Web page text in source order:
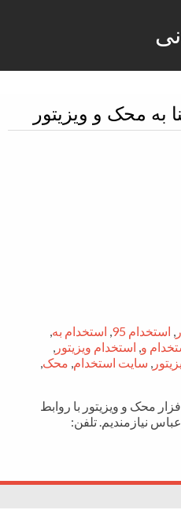
به محک و ویزیتور
, استخدام 95 , استخدام به,
و, استخدام ویزیتور ,
, سایت استخدام, محک,
محک و ویزیتور با روابط
نیازمندیم. تلفن: